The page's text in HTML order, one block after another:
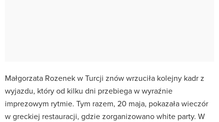
Małgorzata Rozenek w Turcji znów wrzuciła kolejny kadr z
wyjazdu, który od kilku dni przebiega w wyraźnie
imprezowym rytmie. Tym razem, 20 maja, pokazała wieczór
w greckiej restauracji, gdzie zorganizowano white party. W